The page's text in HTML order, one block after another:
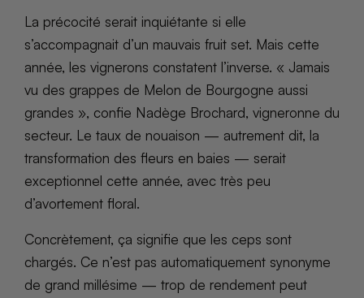
La précocité serait inquiétante si elle
s’accompagnait d’un mauvais fruit set. Mais cette
année, les vignerons constatent l’inverse. « Jamais
vu des grappes de Melon de Bourgogne aussi
grandes », confie Nadège Brochard, vigneronne du
secteur. Le taux de nouaison — autrement dit, la
transformation des fleurs en baies — serait
exceptionnel cette année, avec très peu
d’avortement floral.
Concrètement, ça signifie que les ceps sont
chargés. Ce n’est pas automatiquement synonyme
de grand millésime — trop de rendement peut